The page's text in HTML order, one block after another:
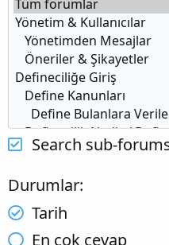
Search sub-
Durumlar
Tarih
En çok cevap